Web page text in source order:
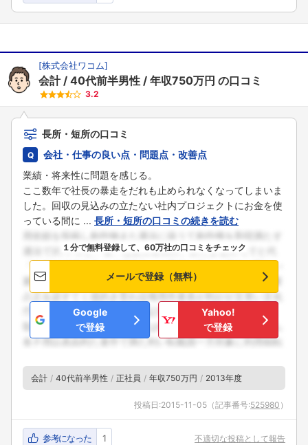
[株式会社ワコム]
会計 40代前半男性 年収750万円 の口コミ
3.2
長所・短所の口コミ
会社・仕事の良い点・問題点・改善点
業績・将来性に問題を感じる。
ここ数年で社長の暴走をだれも止められなくなってしまいま
した。回収の見込みの立たない社内プロジェクトにお金を使
っている間に ... 長所・短所の口コミの続きを読む
１分で無料登録して、60万社の口コミをチェック
メールで登録（無料）
Google
で登録
Yahoo!
で登録
会計 40代前半男性 正社員 年収750万円 2013年度
投稿日:2015-11-05 （記事番号:525980 ）
参考になった 1 不適切な投稿として報告